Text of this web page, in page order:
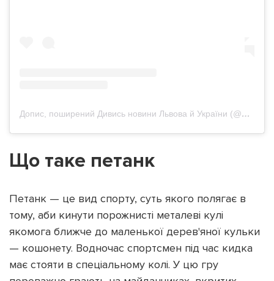
Допис, поширений Дивись новини Львова й України (@dyvys.info)
Що таке петанк
Петанк — це вид спорту, суть якого полягає в
тому, аби кинути порожнисті металеві кулі
якомога ближче до маленької дерев'яної кульки
— кошонету. Водночас спортсмен під час кидка
має стояти в спеціальному колі. У цю гру